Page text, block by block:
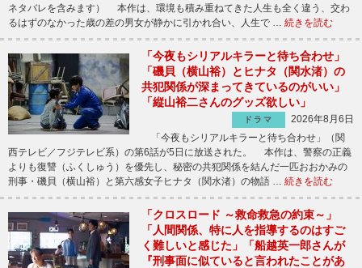
ネタバレを含みます） 本作は、環境も積み重ねてきた人生も全く違う、交わ
るはずのなかった歳の差の男女が静かに引かれ合い、人生で … 続きを読む
「今夜もシリアルキラーと待ち合わせ」
「磯貝（横山裕）とヒナタ（関水渚）の
共犯関係が深まってきているのがいい」
「縦山裕二さんのグッズ欲しい」
ドラマ
2026年8月6日
「今夜もシリアルキラーと待ち合わせ」（関
西テレビ／フジテレビ系）の第6話が5日に放送された。 本作は、警察の正義
よりも復讐（ふくしゅう）を優先し、秘密の共犯関係を結んだ一匹おおかみの
刑事・磯貝（横山裕）と第六感女子ヒナタ（関水渚）の物語 … 続きを読む
「クロスロード ～救命救急の約束～」
「人間関係、特に人を指導するのはすご
く難しいと感じた」「船越英一郎さんが
『刑事面に似ていると言われたことがあ